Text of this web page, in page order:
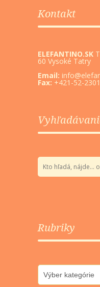
Kontakt
ELEFANTINO.SK
60 Vysoké Tatry
Email:
Fax: +421-52-
Rubriky
Rubriky